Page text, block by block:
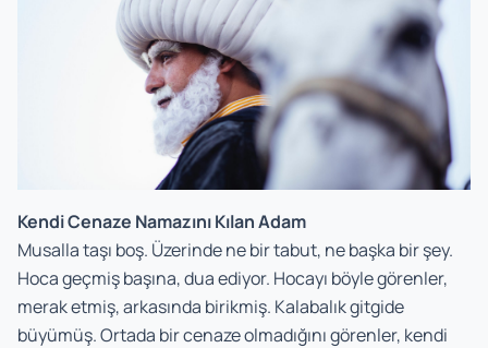
Kendi Cenaze Namazını Kılan Adam
Musalla taşı boş. Üzerinde ne bir tabut, ne başka bir şey.
Hoca geçmiş başına, dua ediyor. Hocayı böyle görenler,
merak etmiş, arkasında birikmiş. Kalabalık gitgide
büyümüş. Ortada bir cenaze olmadığını görenler, kendi